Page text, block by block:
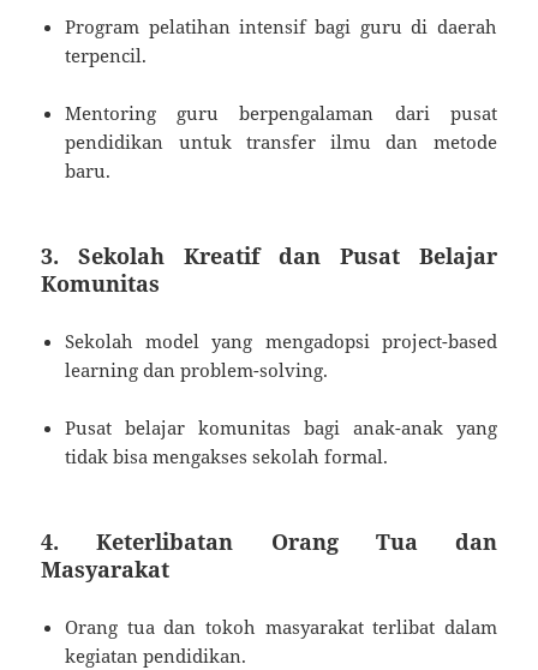
Program pelatihan intensif bagi guru di daerah
terpencil.
Mentoring guru berpengalaman dari pusat
pendidikan untuk transfer ilmu dan metode
baru.
3. Sekolah Kreatif dan Pusat Belajar
Komunitas
Sekolah model yang mengadopsi project-based
learning dan problem-solving.
Pusat belajar komunitas bagi anak-anak yang
tidak bisa mengakses sekolah formal.
4. Keterlibatan Orang Tua dan
Masyarakat
Orang tua dan tokoh masyarakat terlibat dalam
kegiatan pendidikan.